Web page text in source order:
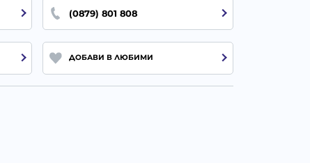
(0879) 801 808
ДОБАВИ В ЛЮБИМИ